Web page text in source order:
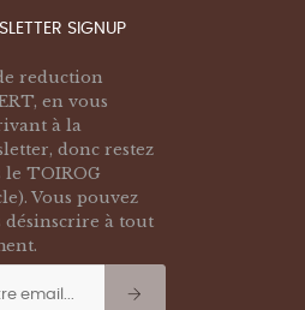
SIGNUP
reduction
en vous
à la
donc restez
le TOIROG
Vous pouvez
désinscrire à tout